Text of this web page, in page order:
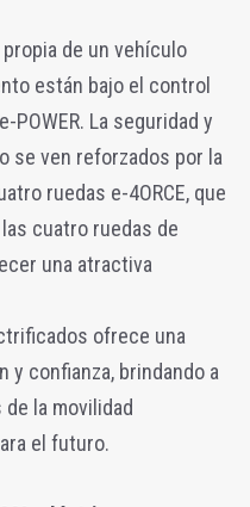
de un vehículo
están bajo el control
La seguridad y
se ven reforzados por la
ruedas e-4ORCE, que
cuatro ruedas de
una atractiva
ofrece una
y confianza, brindando a
la movilidad
el futuro.